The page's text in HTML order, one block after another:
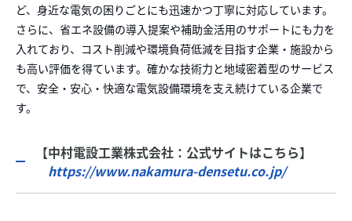
ど、身近な電気の困りごとにも迅速かつ丁寧に対応しています。
さらに、省エネ設備の導入提案や補助金活用のサポートにも力を
入れており、コスト削減や環境負荷低減を目指す企業・施設から
も高い評価を得ています。確かな技術力と地域密着型のサービス
で、安全・安心・快適な電気設備環境を支え続けている企業で
す。
【中村電設工業株式会社：公式サイトはこちら】
https://www.nakamura-densetu.co.jp/